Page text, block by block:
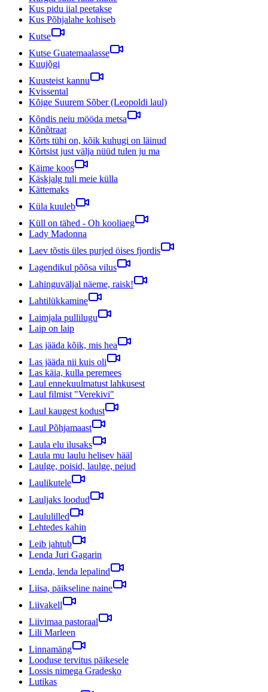
Kus pidu iial peetakse
Kus Põhjalahe kohiseb
Kutse
Kutse Guatemaalasse
Kuujõgi
Kuusteist kannu
Kvissental
Kõige Suurem Sõber (Leopoldi laul)
Kõndis neiu mööda metsa
Kõnõtraat
Kõrts tühi on, kõik kuhugi on läinud
Kõrtsist just välja nüüd tulen ju ma
Käime koos
Käskjalg tuli meie külla
Kättemaks
Küla kuuleb
Küll on tähed - Oh kooliaeg
Lady Madonna
Laev tõstis üles purjed öises fjordis
Lagendikul põõsa vilus
Lahinguväljal näeme, raisk!
Lahtilükkamine
Laimjala pullilugu
Laip on laip
Las jääda kõik, mis hea
Las jääda nii kuis oli
Las käia, kulla peremees
Laul ennekuulmatust lahkusest
Laul filmist "Verekivi"
Laul kaugest kodust
Laul Põhjamaast
Laula elu ilusaks
Laula mu laulu helisev hääl
Laulge, poisid, laulge, peiud
Laulikutele
Lauljaks loodud
Laululilled
Lehtedes kahin
Leib jahtub
Lenda Juri Gagarin
Lenda, lenda lepalind
Liisa, päikseline naine
Liivakell
Liivimaa pastoraal
Lili Marleen
Linnamäng
Looduse tervitus päikesele
Lossis nimega Gradesko
Lutikas